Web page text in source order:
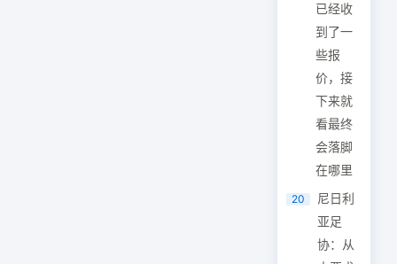
已经收
到了一
些报
价，接
下来就
看最终
会落脚
在哪里
20
尼日利
亚足
协：从